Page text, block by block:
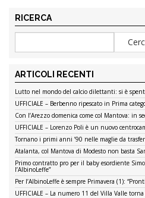
RICERCA
ARTICOLI RECENTI
Lutto nel mondo del calcio dilettanti: si è
UFFICIALE – Berbenno ripescato in Prima
Con l’Arezzo domenica come col Mantova: in
UFFICIALE – Lorenzo Poli è un nuovo
Tornano i primi anni ’90 nelle maglie da
Atalanta, col Mantova di Modesto non basta
Primo contratto pro per il baby esordiente
l’AlbinoLeffe”
Per l’AlbinoLeffe è sempre Primavera (1):
UFFICIALE – La numero 11 del Villa Valle